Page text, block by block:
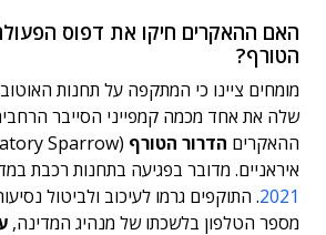
האם ההאקרים חיקו את דפוס
הטורף?
מומחים ציינו כי המתקפה על תחנות
שלה את אחד מכמה קמפייני הסייבר
ההאקרים הדרור הטורף
איראניים. מדובר בפגיעה בתחנות רכבת
2021. התוקפים גרמו לעיכוב ולביטול
מספר הטלפון בלשכתו של מנהיג המדינה,